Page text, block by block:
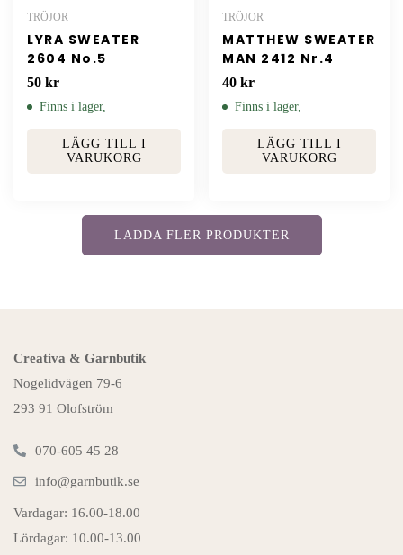
TRÖJOR
LYRA SWEATER
2604 No.5
50 kr
Finns i lager,
LÄGG TILL I
VARUKORG
TRÖJOR
MATTHEW SWEATER
MAN 2412 Nr.4
40 kr
Finns i lager,
LÄGG TILL I
VARUKORG
LADDA FLER PRODUKTER
Creativa & Garnbutik
Nogelidvägen 79-6
293 91 Olofström
070-605 45 28
info@garnbutik.se
Vardagar: 16.00-18.00
Lördagar: 10.00-13.00